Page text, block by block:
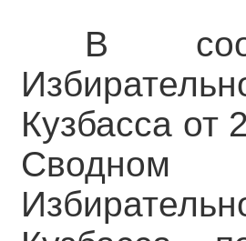
В
Кузбасса
Сводном